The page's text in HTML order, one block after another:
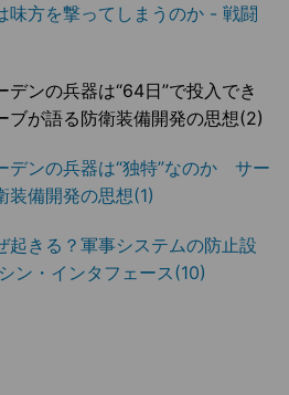
味方を撃ってしまうのか - 戦闘
デンの兵器は“64日”で投入でき
が語る防衛装備開発の思想(2)
デンの兵器は“独特”なのか サー
装備開発の思想(1)
起きる？軍事システムの防止設
ン・インタフェース(10)